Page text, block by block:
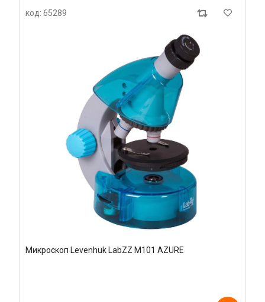
код: 65289
Микроскоп Levenhuk LabZZ M101 AZURE